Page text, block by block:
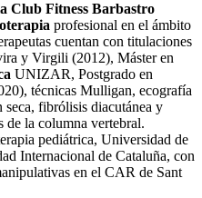
Club Fitness Barbastro
profesional en el ámbito
cuentan con titulaciones
y Virgili (2012), Máster en
UNIZAR, Postgrado en
técnicas Mulligan, ecografía
seca, fibrólisis diacutánea y
de la columna vertebral.
pediátrica, Universidad de
Internacional de Cataluña, con
en el CAR de Sant